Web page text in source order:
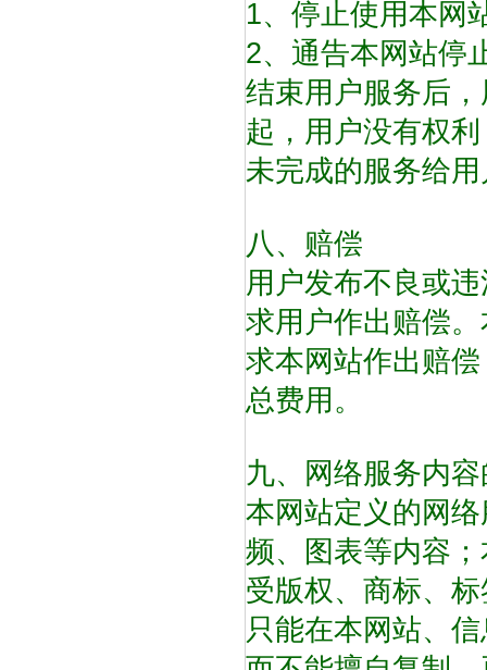
1、停止使用本网
2、通告本网站停
结束用户服务后
起，用户没有权
未完成的服务给
八、赔偿
用户发布不良或
求用户作出赔偿
求本网站作出赔
总费用。
九、网络服务内
本网站定义的网
频、图表等内容
受版权、商标、
只能在本网站、